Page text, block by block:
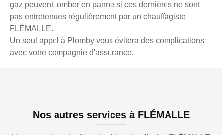
gaz peuvent tomber en panne si ces dernières ne sont
pas entretenues régulièrement par un chauffagiste
FLÉMALLE.
Un seul appel à Plomby vous évitera des complications
avec votre compagnie d'assurance.
Nos autres services à FLÉMALLE